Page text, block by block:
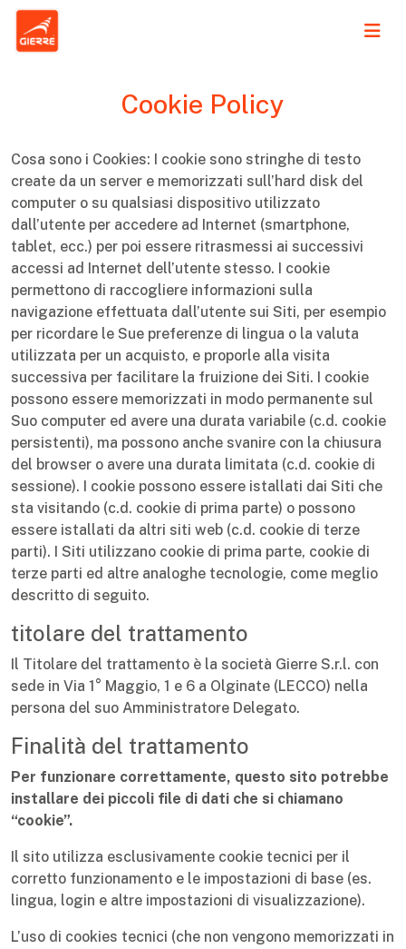
Cookie Policy
Cosa sono i Cookies: I cookie sono stringhe di testo
create da un server e memorizzati sull’hard disk del
computer o su qualsiasi dispositivo utilizzato
dall’utente per accedere ad Internet (smartphone,
tablet, ecc.) per poi essere ritrasmessi ai successivi
accessi ad Internet dell’utente stesso. I cookie
permettono di raccogliere informazioni sulla
navigazione effettuata dall’utente sui Siti, per esempio
per ricordare le Sue preferenze di lingua o la valuta
utilizzata per un acquisto, e proporle alla visita
successiva per facilitare la fruizione dei Siti. I cookie
possono essere memorizzati in modo permanente sul
Suo computer ed avere una durata variabile (c.d. cookie
persistenti), ma possono anche svanire con la chiusura
del browser o avere una durata limitata (c.d. cookie di
sessione). I cookie possono essere istallati dai Siti che
sta visitando (c.d. cookie di prima parte) o possono
essere istallati da altri siti web (c.d. cookie di terze
parti). I Siti utilizzano cookie di prima parte, cookie di
terze parti ed altre analoghe tecnologie, come meglio
descritto di seguito.
titolare del trattamento
Il Titolare del trattamento è la società Gierre S.r.l. con
sede in Via 1° Maggio, 1 e 6 a Olginate (LECCO) nella
persona del suo Amministratore Delegato.
Finalità del trattamento
Per funzionare correttamente, questo sito potrebbe
installare dei piccoli file di dati che si chiamano
“cookie”.
Il sito utilizza esclusivamente cookie tecnici per il
corretto funzionamento e le impostazioni di base (es.
lingua, login e altre impostazioni di visualizzazione).
L’uso di cookies tecnici (che non vengono memorizzati in